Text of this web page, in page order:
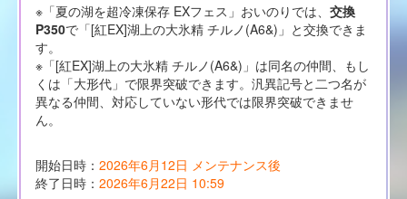
※「夏の湖を超冷凍保存 EXフェス」おいのりでは、 交換
P350で「[紅EX]湖上の大氷精 チルノ(A6&)」と交換できま
す。
※「[紅EX]湖上の大氷精 チルノ(A6&)」は同名の仲間、もし
くは「大形代」で限界突破できます。汎異記号と二つ名が
異なる仲間、対応していない形代では限界突破できませ
ん。
開始日時： 2026年6月12日 メンテナンス後
終了日時： 2026年6月22日 10:59